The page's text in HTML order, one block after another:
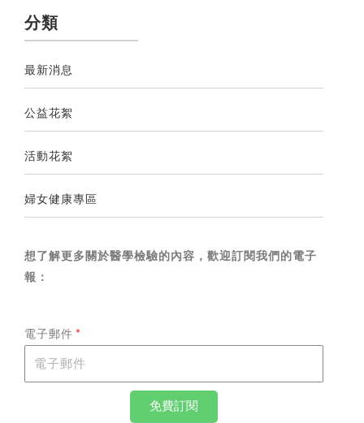
分類
最新消息
公益花絮
活動花絮
婦女健康專區
想了解更多關於醫學檢驗的內容，歡迎訂閱我們的電子
報：
電子郵件
免費訂閱